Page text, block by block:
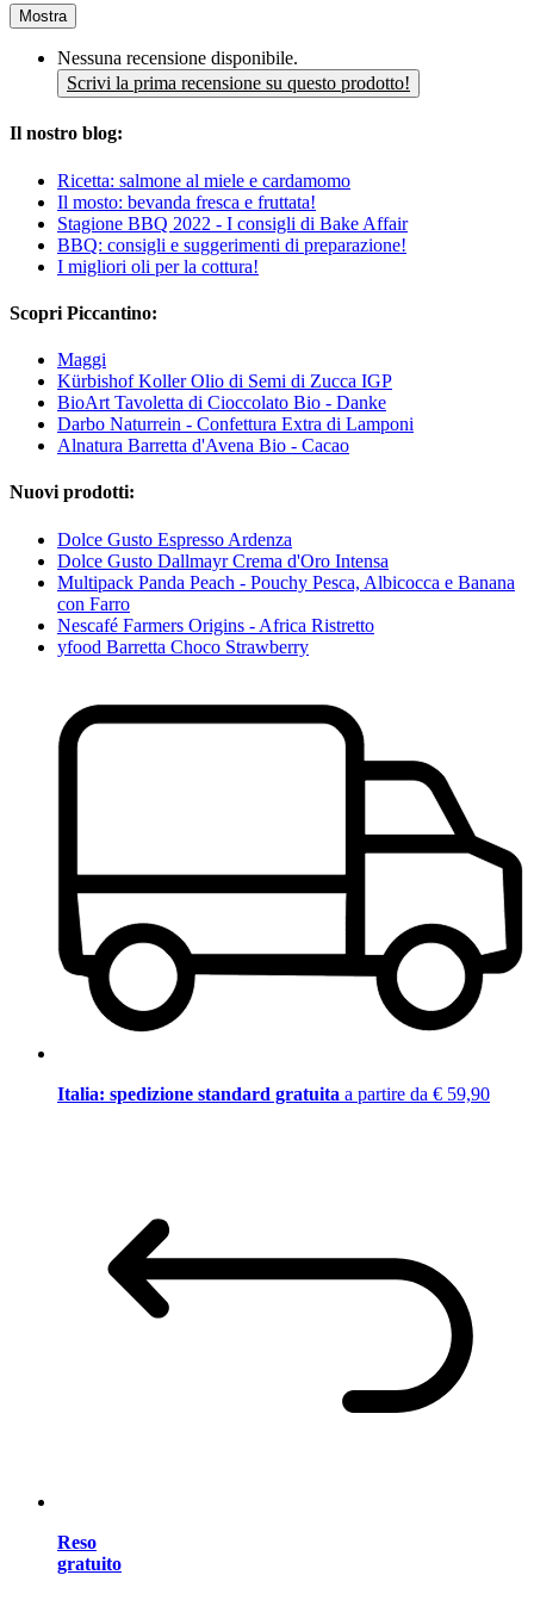
Mostra
Nessuna recensione disponibile.
Scrivi la prima recensione su questo prodotto!
Il nostro blog:
Ricetta: salmone al miele e cardamomo
Il mosto: bevanda fresca e fruttata!
Stagione BBQ 2022 - I consigli di Bake Affair
BBQ: consigli e suggerimenti di preparazione!
I migliori oli per la cottura!
Scopri Piccantino:
Maggi
Kürbishof Koller Olio di Semi di Zucca IGP
BioArt Tavoletta di Cioccolato Bio - Danke
Darbo Naturrein - Confettura Extra di Lamponi
Alnatura Barretta d'Avena Bio - Cacao
Nuovi prodotti:
Dolce Gusto Espresso Ardenza
Dolce Gusto Dallmayr Crema d'Oro Intensa
Multipack Panda Peach - Pouchy Pesca, Albicocca e Banana
con Farro
Nescafé Farmers Origins - Africa Ristretto
yfood Barretta Choco Strawberry
Italia: spedizione standard gratuita a partire da € 59,90
Reso
gratuito